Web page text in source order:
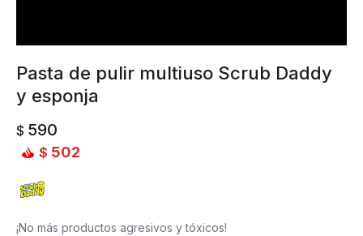
Pasta de pulir multiuso Scrub Daddy
y esponja
$ 590
$ 502
¡No más productos agresivos y tóxicos!